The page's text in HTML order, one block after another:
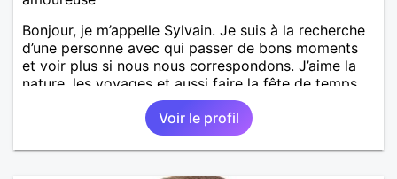
Bonjour, je m’appelle Sylvain. Je suis à la recherche
d’une personne avec qui passer de bons moments
et voir plus si nous nous correspondons. J’aime la
nature, les voyages et aussi faire la fête de temps
en temps ;-)Je suis papa d’un petit garçon de 7 ans
dont je m’occupe en garde alternée. J’aime à peu
près tous les styles de musique. (Oui je suis pas
trop fan de Jul). Je fais du sport pour garder la
Voir le profil